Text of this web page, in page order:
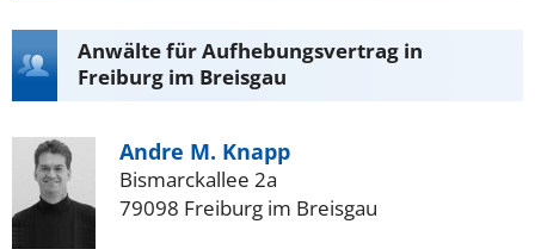
Anwälte für Aufhebungsvertrag in
Freiburg im Breisgau
Andre M. Knapp
Bismarckallee 2a
79098 Freiburg im Breisgau